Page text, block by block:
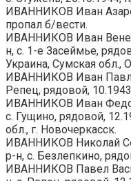
ИВАННИКОВ Иван
пропал б/вести.
ИВАННИКОВ Иван
н, с. 1-е Засеймье,
Украина, Сумская обл.,
ИВАННИКОВ Иван
Репец, рядовой,
ИВАННИКОВ Иван
с. Гущино, рядовой,
обл., г. Новочеркасск.
ИВАННИКОВ Николай
р-н, с. Безлепкино,
ИВАННИКОВ Павел